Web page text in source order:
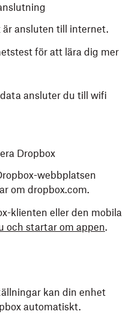
ansluten till internet.
för att lära dig mer
ansluter du till wifi
Dropbox
webbplatsen
om dropbox.com.
klienten eller den mobila
och startar om appen.
kan din enhet
automatiskt.